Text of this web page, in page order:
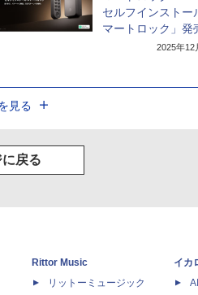
セルフインストー
マートロック」発
2025年12
見る
に戻る
Rittor Music
リットーミュージック
イカ